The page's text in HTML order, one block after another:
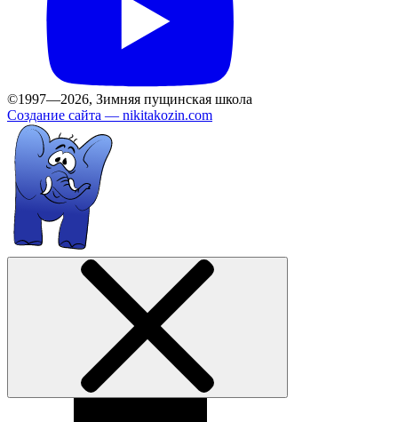
©1997—2026, Зимняя пущинская школа
Создание сайта — nikitakozin.com